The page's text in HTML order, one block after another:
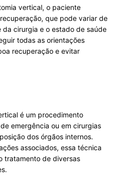
vertical, o paciente
que pode variar de
cirurgia e o estado de saúde
todas as orientações
recuperação e evitar
é um procedimento
emergência ou em cirurgias
dos órgãos internos.
associados, essa técnica
tratamento de diversas